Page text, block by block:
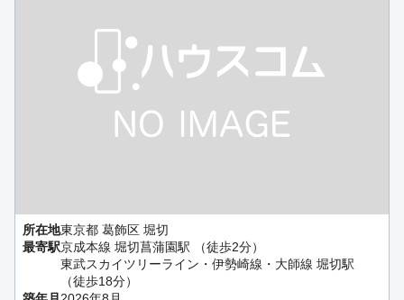
所在地東京都 葛飾区 堀切
最寄駅京成本線 堀切菖蒲園駅 （徒歩2分）
東武スカイツリーライン・伊勢崎線・大師線 堀切駅
（徒歩18分）